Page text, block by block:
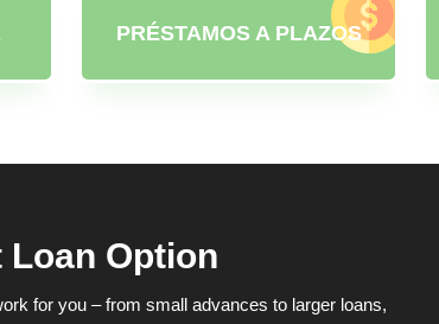
PRÉSTAMOS A PLAZOS
Loan Option
for you – from small advances to larger loans,